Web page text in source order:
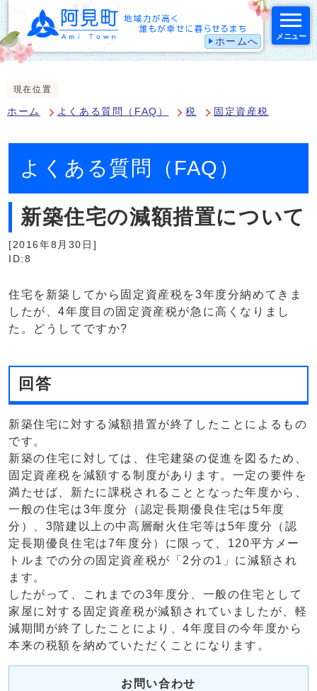
ホームへ メニュー
現在位置
ホーム よくある質問（FAQ） 税 固定資産税
よくある質問（FAQ）
新築住宅の減額措置について
[2016年8月30日]
ID:8
住宅を新築してから固定資産税を3年度分納めてきま
したが、4年度目の固定資産税が急に高くなりまし
た。どうしてですか?
回答
新築住宅に対する減額措置が終了したことによるもの
です。
新築の住宅に対しては、住宅建築の促進を図るため、
固定資産税を減額する制度があります。一定の要件を
満たせば、新たに課税されることとなった年度から、
一般の住宅は3年度分（認定長期優良住宅は5年度
分）、3階建以上の中高層耐火住宅等は5年度分（認
定長期優良住宅は7年度分）に限って、120平方メー
トルまでの分の固定資産税が「2分の1」に減額され
ます。
したがって、これまでの3年度分、一般の住宅として
家屋に対する固定資産税が減額されていましたが、軽
減期間が終了したことにより、4年度目の今年度から
本来の税額を納めていただくことになります。
お問い合わせ